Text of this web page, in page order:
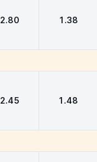
2.80 1.38
2.45 1.48